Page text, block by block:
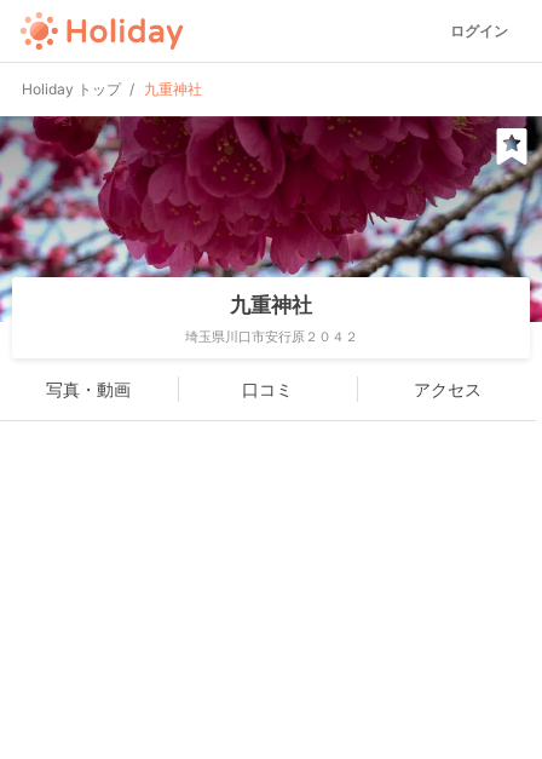
ログイン
Holiday トップ 九重神社
九重神社
埼玉県川口市安行原２０４２
写真・動画 口コミ アクセス